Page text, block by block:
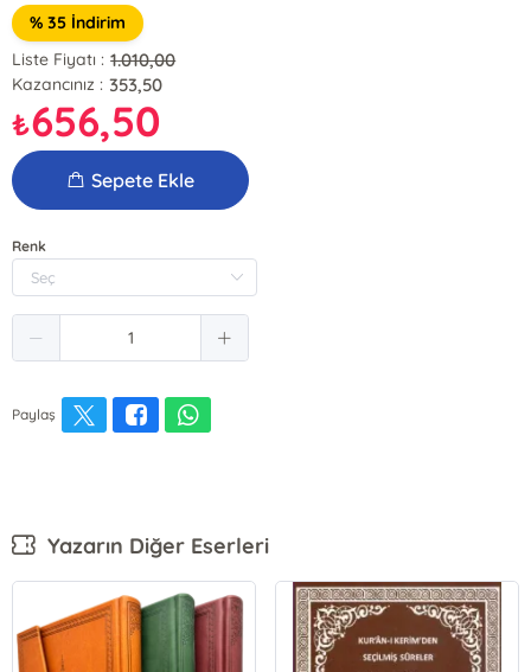
% 35 İndirim
Liste Fiyatı : 1.010,00
Kazancınız : 353,50
₺656,50
Sepete Ekle
Renk
Paylaş
Yazarın Diğer Eserleri